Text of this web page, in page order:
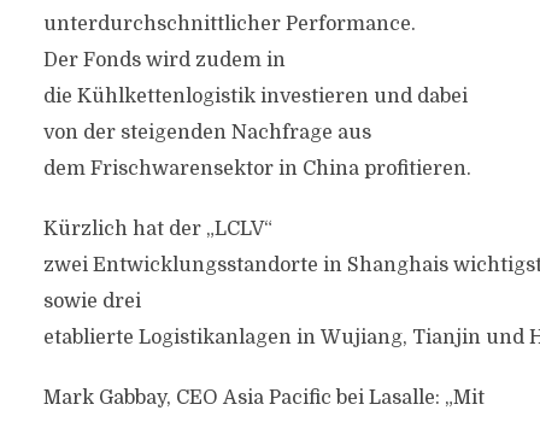
unterdurchschnittlicher Performance.
Der Fonds wird zudem in
die Kühlkettenlogistik investieren und dabei
von der steigenden Nachfrage aus
dem Frischwarensektor in China profitieren.
Kürzlich hat der „LCLV“
zwei Entwicklungsstandorte in Shanghais
sowie drei
etablierte Logistikanlagen in Wujiang, Tianjin und
Mark Gabbay, CEO Asia Pacific bei Lasalle: „Mit